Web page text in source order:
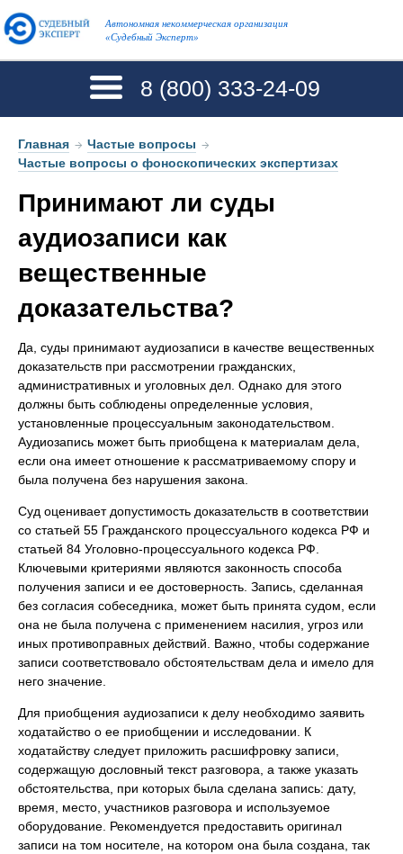
Автономная некоммерческая организация
«Судебный Эксперт»
8 (800) 333-24-09
Главная → Частые вопросы →
Частые вопросы о фоноскопических экспертизах
Принимают ли суды
аудиозаписи как
вещественные
доказательства?
Да, суды принимают аудиозаписи в качестве вещественных
доказательств при рассмотрении гражданских,
административных и уголовных дел. Однако для этого
должны быть соблюдены определенные условия,
установленные процессуальным законодательством.
Аудиозапись может быть приобщена к материалам дела,
если она имеет отношение к рассматриваемому спору и
была получена без нарушения закона.
Суд оценивает допустимость доказательств в соответствии
со статьей 55 Гражданского процессуального кодекса РФ и
статьей 84 Уголовно-процессуального кодекса РФ.
Ключевыми критериями являются законность способа
получения записи и ее достоверность. Запись, сделанная
без согласия собеседника, может быть принята судом, если
она не была получена с применением насилия, угроз или
иных противоправных действий. Важно, чтобы содержание
записи соответствовало обстоятельствам дела и имело для
него значение.
Для приобщения аудиозаписи к делу необходимо заявить
ходатайство о ее приобщении и исследовании. К
ходатайству следует приложить расшифровку записи,
содержащую дословный текст разговора, а также указать
обстоятельства, при которых была сделана запись: дату,
время, место, участников разговора и используемое
оборудование. Рекомендуется предоставить оригинал
записи на том носителе, на котором она была создана, так